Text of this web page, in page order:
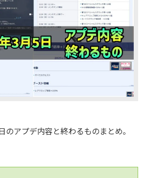
のアプデ内容と終わるものまとめ｡